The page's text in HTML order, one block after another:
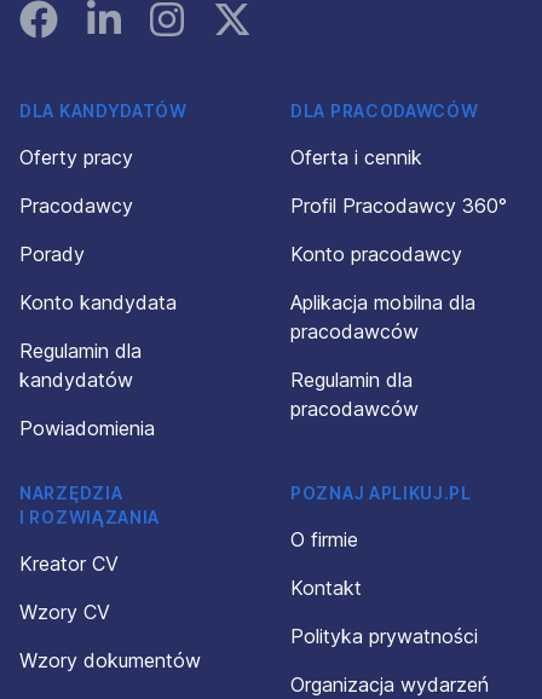
FacebookLinked InInstagramInstagram
DLA KANDYDATÓW
Oferty pracy
Pracodawcy
Porady
Konto kandydata
Regulamin dla
kandydatów
Powiadomienia
DLA PRACODAWCÓW
Oferta i cennik
Profil Pracodawcy 360°
Konto pracodawcy
Aplikacja mobilna dla
pracodawców
Regulamin dla
pracodawców
NARZĘDZIA
I ROZWIĄZANIA
Kreator CV
Wzory CV
Wzory dokumentów
POZNAJ APLIKUJ.PL
O firmie
Kontakt
Polityka prywatności
Organizacja wydarzeń